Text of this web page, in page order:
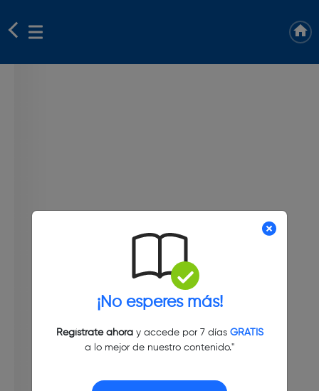
¡No esperes más!
Regístrate ahoray accede por 7 días GRATIS
a lo mejor de nuestro contenido."